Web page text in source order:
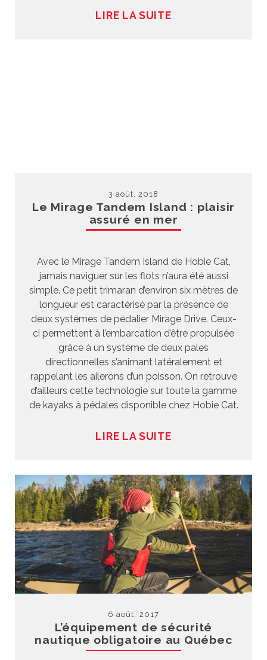
LIRE LA SUITE
3 août, 2018
Le Mirage Tandem Island : plaisir
assuré en mer
Avec le Mirage Tandem Island de Hobie Cat,
jamais naviguer sur les flots n’aura été aussi
simple. Ce petit trimaran d’environ six mètres de
longueur est caractérisé par la présence de
deux systèmes de pédalier Mirage Drive. Ceux-
ci permettent à l’embarcation d’être propulsée
grâce à un système de deux pales
directionnelles s’animant latéralement et
rappelant les ailerons d’un poisson. On retrouve
d’ailleurs cette technologie sur toute la gamme
de kayaks à pédales disponible chez Hobie Cat.
LIRE LA SUITE
6 août, 2017
L’équipement de sécurité
nautique obligatoire au Québec